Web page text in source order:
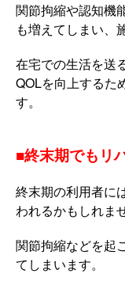
関節拘縮や認知機
も増えてしまい、
在宅での生活を送
QOLを向上するた
す。
■終末期でもリ
終末期の利用者に
われるかもしれま
関節拘縮などを起
てしまいます。